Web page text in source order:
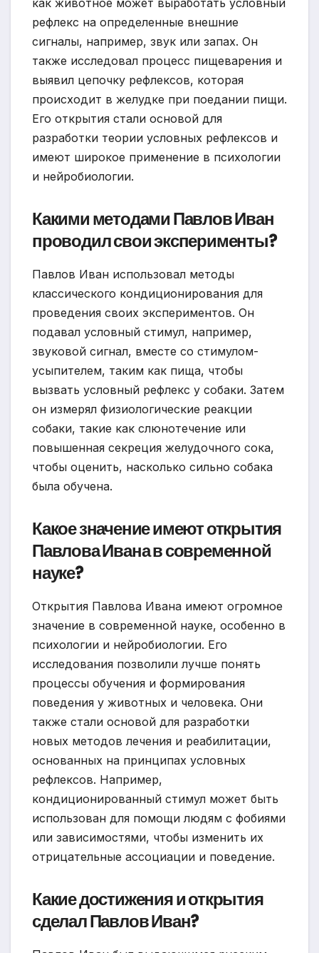
как животное может выработать условный
рефлекс на определенные внешние
сигналы, например, звук или запах. Он
также исследовал процесс пищеварения и
выявил цепочку рефлексов, которая
происходит в желудке при поедании пищи.
Его открытия стали основой для
разработки теории условных рефлексов и
имеют широкое применение в психологии
и нейробиологии.
Какими методами Павлов Иван
проводил свои эксперименты?
Павлов Иван использовал методы
классического кондиционирования для
проведения своих экспериментов. Он
подавал условный стимул, например,
звуковой сигнал, вместе со стимулом-
усыпителем, таким как пища, чтобы
вызвать условный рефлекс у собаки. Затем
он измерял физиологические реакции
собаки, такие как слюнотечение или
повышенная секреция желудочного сока,
чтобы оценить, насколько сильно собака
была обучена.
Какое значение имеют открытия
Павлова Ивана в современной
науке?
Открытия Павлова Ивана имеют огромное
значение в современной науке, особенно в
психологии и нейробиологии. Его
исследования позволили лучше понять
процессы обучения и формирования
поведения у животных и человека. Они
также стали основой для разработки
новых методов лечения и реабилитации,
основанных на принципах условных
рефлексов. Например,
кондиционированный стимул может быть
использован для помощи людям с фобиями
или зависимостями, чтобы изменить их
отрицательные ассоциации и поведение.
Какие достижения и открытия
сделал Павлов Иван?